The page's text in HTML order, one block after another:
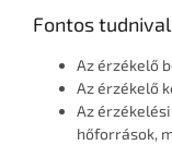
Fontos
Az érzékelő
Az érzékelő
Az
hőforrások,